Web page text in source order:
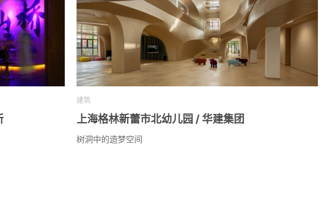
建筑
上海格林新蕾市北幼儿园 / 华建集团
树洞中的造梦空间